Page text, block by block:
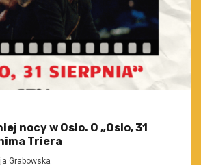
nocy w Oslo. O „Oslo, 31
Triera
Grabowska